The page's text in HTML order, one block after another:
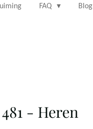
FAQ Blog
- Heren